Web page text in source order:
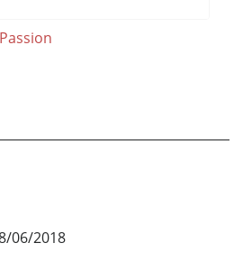
06/2018